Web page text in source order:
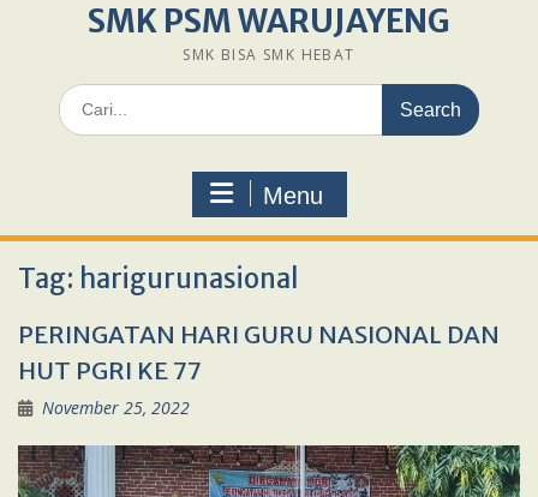
SMK PSM WARUJAYENG
SMK BISA SMK HEBAT
Search
for:
Menu
Tag: harigurunasional
PERINGATAN HARI GURU NASIONAL DAN
HUT PGRI KE 77
November 25, 2022